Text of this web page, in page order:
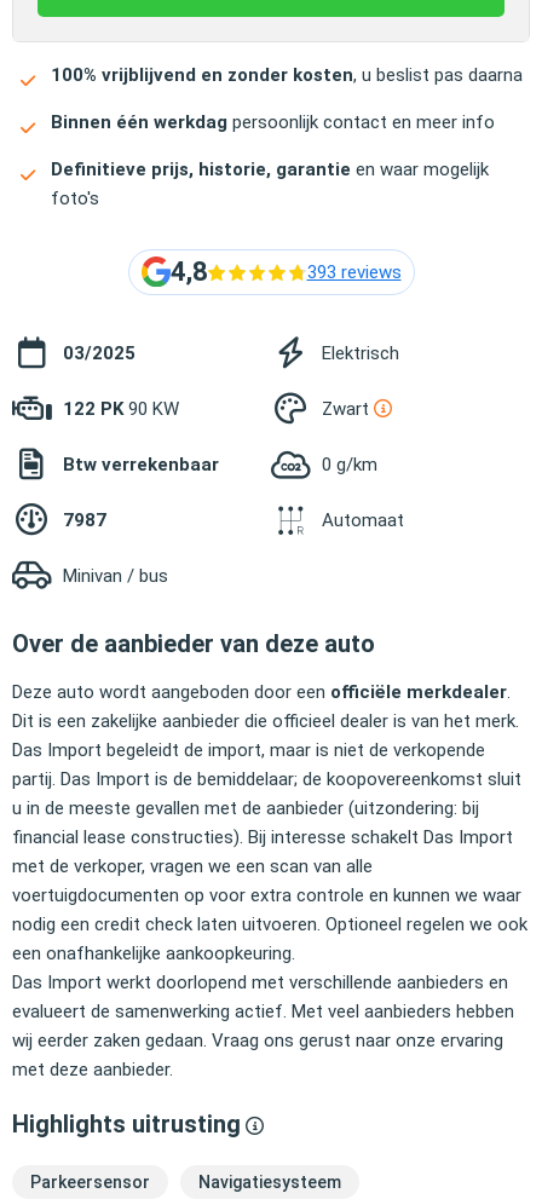
100% vrijblijvend en zonder kosten, u beslist pas daarna
Binnen één werkdag persoonlijk contact en meer info
Definitieve prijs, historie, garantie en waar mogelijk
foto's
4,8 393 reviews
03/2025 Elektrisch
122 PK90 KW Zwart
Btw verrekenbaar 0 g/km
7987 Automaat
Minivan / bus
Over de aanbieder van deze auto
Deze auto wordt aangeboden door een officiële merkdealer
Dit is een zakelijke aanbieder die officieel dealer is van het merk.
Das Import begeleidt de import, maar is niet de verkopende
partij. Das Import is de bemiddelaar; de koopovereenkomst sluit
u in de meeste gevallen met de aanbieder (uitzondering: bij
financial lease constructies). Bij interesse schakelt Das Import
met de verkoper, vragen we een scan van alle
voertuigdocumenten op voor extra controle en kunnen we waar
nodig een credit check laten uitvoeren. Optioneel regelen we ook
een onafhankelijke aankoopkeuring.
Das Import werkt doorlopend met verschillende aanbieders en
evalueert de samenwerking actief. Met veel aanbieders hebben
wij eerder zaken gedaan. Vraag ons gerust naar onze ervaring
met deze aanbieder.
Highlights uitrusting
Parkeersensor Navigatiesysteem